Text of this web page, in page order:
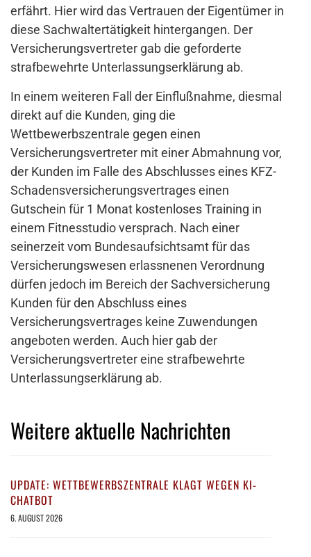
erfährt. Hier wird das Vertrauen der Eigentümer in
diese Sachwaltertätigkeit hintergangen. Der
Versicherungsvertreter gab die geforderte
strafbewehrte Unterlassungserklärung ab.
In einem weiteren Fall der Einflußnahme, diesmal
direkt auf die Kunden, ging die
Wettbewerbszentrale gegen einen
Versicherungsvertreter mit einer Abmahnung vor,
der Kunden im Falle des Abschlusses eines KFZ-
Schadensversicherungsvertrages einen
Gutschein für 1 Monat kostenloses Training in
einem Fitnesstudio versprach. Nach einer
seinerzeit vom Bundesaufsichtsamt für das
Versicherungswesen erlassnenen Verordnung
dürfen jedoch im Bereich der Sachversicherung
Kunden für den Abschluss eines
Versicherungsvertrages keine Zuwendungen
angeboten werden. Auch hier gab der
Versicherungsvertreter eine strafbewehrte
Unterlassungserklärung ab.
Weitere aktuelle Nachrichten
UPDATE: WETTBEWERBSZENTRALE KLAGT WEGEN KI-
CHATBOT
6. AUGUST 2026